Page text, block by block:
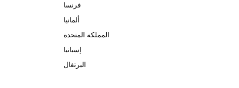
فرنسا
ألمانيا
المملكة المتحدة
إسبانيا
البرتغال